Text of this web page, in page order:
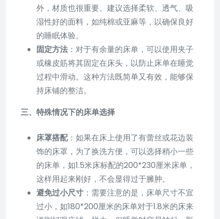
外，材质也很重要。建议选择柔软、透气、吸
湿性好的面料，如纯棉或亚麻等，以确保良好
的睡眠体验。
固定方法 ：对于有余量的床单，可以使用夹子
或橡皮筋将其固定在床头，以防止床单在睡觉
过程中滑动。这种方法既简单又有效，能够保
持床铺的整洁。
三、特殊情况下的床单选择
床罩搭配：如果在床上使用了有蕾丝或花边装
饰的床罩，为了换洗方便，可以选择稍小一些
的床单，如1.5米床标配的200*230厘米床单，
这样用起来刚好，不会显得过于臃肿。
避免过小尺寸 ：需要注意的是，床单尺寸不宜
过小，如180*200厘米的床单对于1.8米的床来